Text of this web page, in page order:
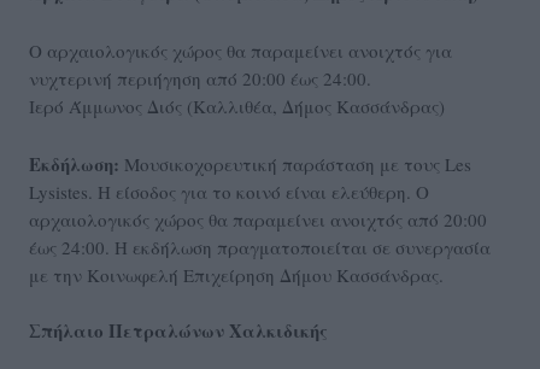
Ο αρχαιολογικός χώρος θα παραμείνει ανοιχτός για
νυχτερινή περιήγηση από 20:00 έως 24:00.
Ιερό Άμμωνος Διός (Καλλιθέα, Δήμος Κασσάνδρας)
Εκδήλωση: Μουσικοχορευτική παράσταση με τους Les
Lysistes. Η είσοδος για το κοινό είναι ελεύθερη. Ο
αρχαιολογικός χώρος θα παραμείνει ανοιχτός από 20:00
έως 24:00. Η εκδήλωση πραγματοποιείται σε συνεργασία
με την Κοινωφελή Επιχείρηση Δήμου Κασσάνδρας.
Σπήλαιο Πετραλώνων Χαλκιδικής